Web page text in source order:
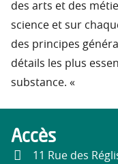
des arts et des
science et sur
des principes
détails les plus
substance. «
Accès
11 Rue des